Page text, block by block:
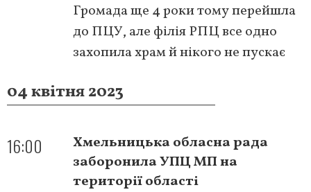
Громада ще 4 роки тому перейшла
до ПЦУ, але філія РПЦ все одно
захопила храм й нікого не пускає
04 квітня 2023
16:00
Хмельницька обласна рада
заборонила УПЦ МП на
території області